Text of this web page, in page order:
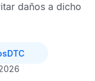
daños a dicho